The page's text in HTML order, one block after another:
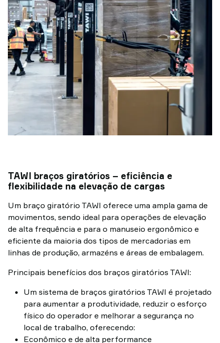
TAWI braços giratórios – eficiência e
flexibilidade na elevação de cargas
Um braço giratório TAWI oferece uma ampla gama de
movimentos, sendo ideal para operações de elevação
de alta frequência e para o manuseio ergonômico e
eficiente da maioria dos tipos de mercadorias em
linhas de produção, armazéns e áreas de embalagem.
Principais benefícios dos braços giratórios TAWI:
Um sistema de braços giratórios TAWI é projetado
para aumentar a produtividade, reduzir o esforço
físico do operador e melhorar a segurança no
local de trabalho, oferecendo:
Econômico e de alta performance